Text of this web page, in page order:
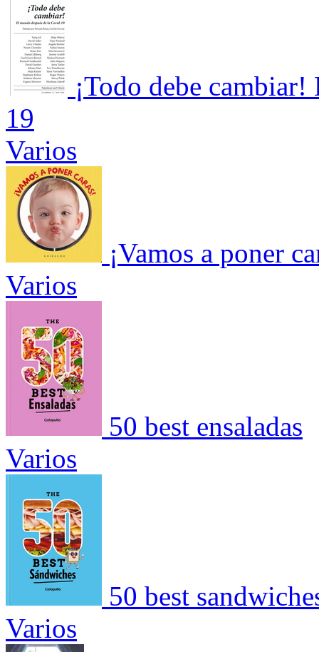
¡Todo debe
19
Varios
¡Vamos a poner
Varios
50 best ensaladas
Varios
50 best
Varios